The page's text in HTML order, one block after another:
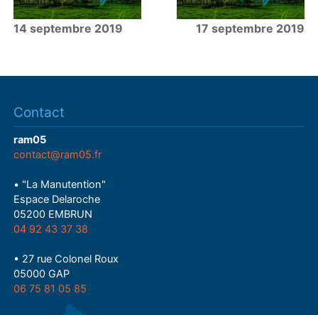
14 septembre 2019 17 septembre 2019
Contact
ram05
contact@ram05.fr
• "La Manutention"
Espace Delaroche
05200 EMBRUN
04 92 43 37 38
• 27 rue Colonel Roux
05000 GAP
06 75 81 05 85